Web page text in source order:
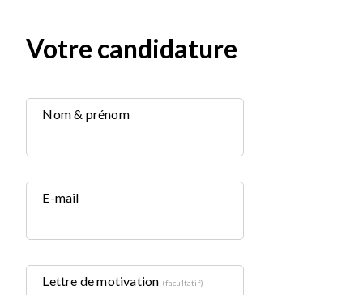
Votre candidature
Nom & prénom
E-mail
Lettre de motivation (facultatif)